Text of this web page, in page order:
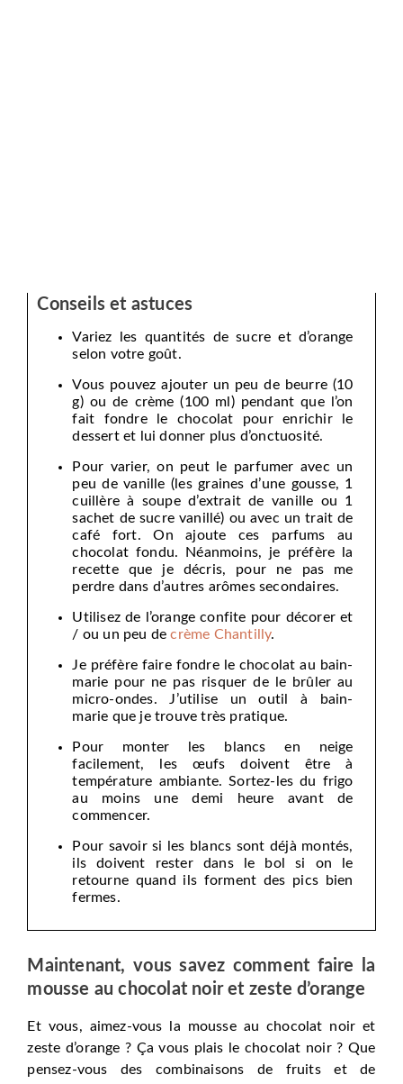
Conseils et astuces
Variez les quantités de sucre et d’orange
selon votre goût.
Vous pouvez ajouter un peu de beurre (10
g) ou de crème (100 ml) pendant que l’on
fait fondre le chocolat pour enrichir le
dessert et lui donner plus d’onctuosité.
Pour varier, on peut le parfumer avec un
peu de vanille (les graines d’une gousse, 1
cuillère à soupe d’extrait de vanille ou 1
sachet de sucre vanillé) ou avec un trait de
café fort. On ajoute ces parfums au
chocolat fondu. Néanmoins, je préfère la
recette que je décris, pour ne pas me
perdre dans d’autres arômes secondaires.
Utilisez de l’orange confite pour décorer et
/ ou un peu decrème Chantilly.
Je préfère faire fondre le chocolat au bain-
marie pour ne pas risquer de le brûler au
micro-ondes. J’utilise un outil à bain-
marie que je trouve très pratique.
Pour monter les blancs en neige
facilement, les œufs doivent être à
température ambiante. Sortez-les du frigo
au moins une demi heure avant de
commencer.
Pour savoir si les blancs sont déjà montés,
ils doivent rester dans le bol si on le
retourne quand ils forment des pics bien
fermes.
Maintenant, vous savez comment faire la
mousse au chocolat noir et zeste d’orange
Et vous, aimez-vous la mousse au chocolat noir et
zeste d’orange ? Ça vous plais le chocolat noir ? Que
pensez-vous des combinaisons de fruits et de